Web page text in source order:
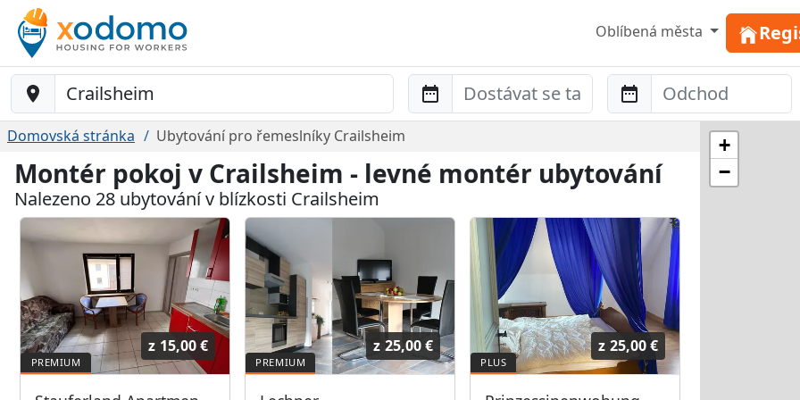
Oblíbená města
Baustelle-Location Anreise Abreise
Domovská stránka Ubytování pro řemeslníky Crailsheim
Montér pokoj v Crailsheim - levné montér ubytování
Nalezeno 28 ubytování v blízkosti Crailsheim
z 15,00 € z 25,00 € z 25,00 €
+
−